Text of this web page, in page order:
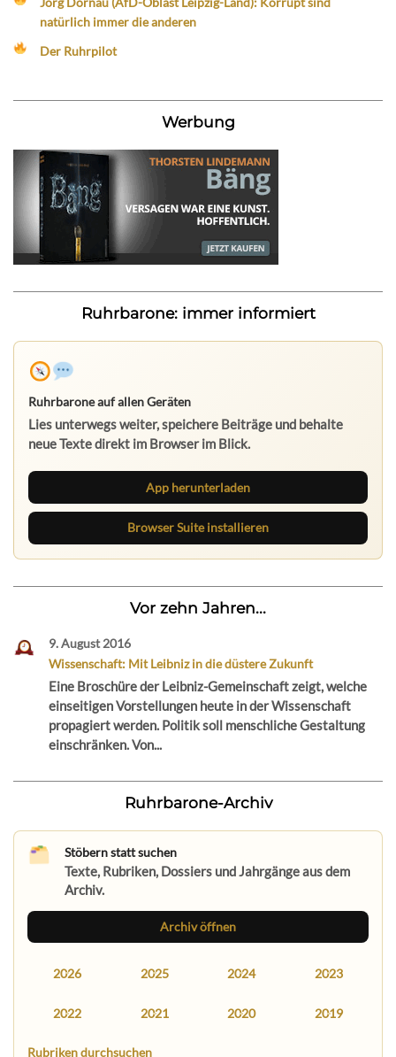
natürlich immer die anderen
Der Ruhrpilot
Werbung
Ruhrbarone: immer informiert
Ruhrbarone auf allen Geräten
Lies unterwegs weiter, speichere Beiträge und behalte
neue Texte direkt im Browser im Blick.
App herunterladen
Browser Suite installieren
Vor zehn Jahren...
9. August 2016
Wissenschaft: Mit Leibniz in die düstere Zukunft
Eine Broschüre der Leibniz-Gemeinschaft zeigt, welche
einseitigen Vorstellungen heute in der Wissenschaft
propagiert werden. Politik soll menschliche Gestaltung
einschränken. Von...
Ruhrbarone-Archiv
Stöbern statt suchen
Texte, Rubriken, Dossiers und Jahrgänge aus dem
Archiv.
Archiv öffnen
2026 2025 2024 2023
2022 2021 2020 2019
Rubriken durchsuchen